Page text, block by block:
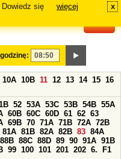
się
więcej x
10A 10B 11 12 13 14 15 16
52 53A 53C 53B 54B 55A
60B 60C 60D 61 62 63
69B 70 71A 71B 72A 72B
81A 81B 82A 82B 83 84A
88B 88C 88D 89 90 91A 91B
99 100 101 201 202 6.
F1